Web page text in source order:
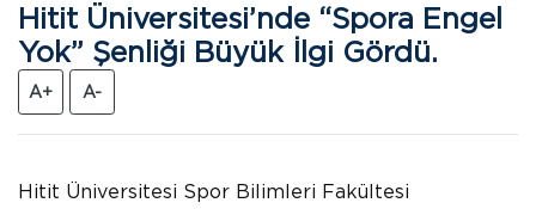
Hitit Üniversitesi’nde “Spora Engel
Yok” Şenliği Büyük İlgi Gördü.
A+ A-
Hitit Üniversitesi Spor Bilimleri Fakültesi